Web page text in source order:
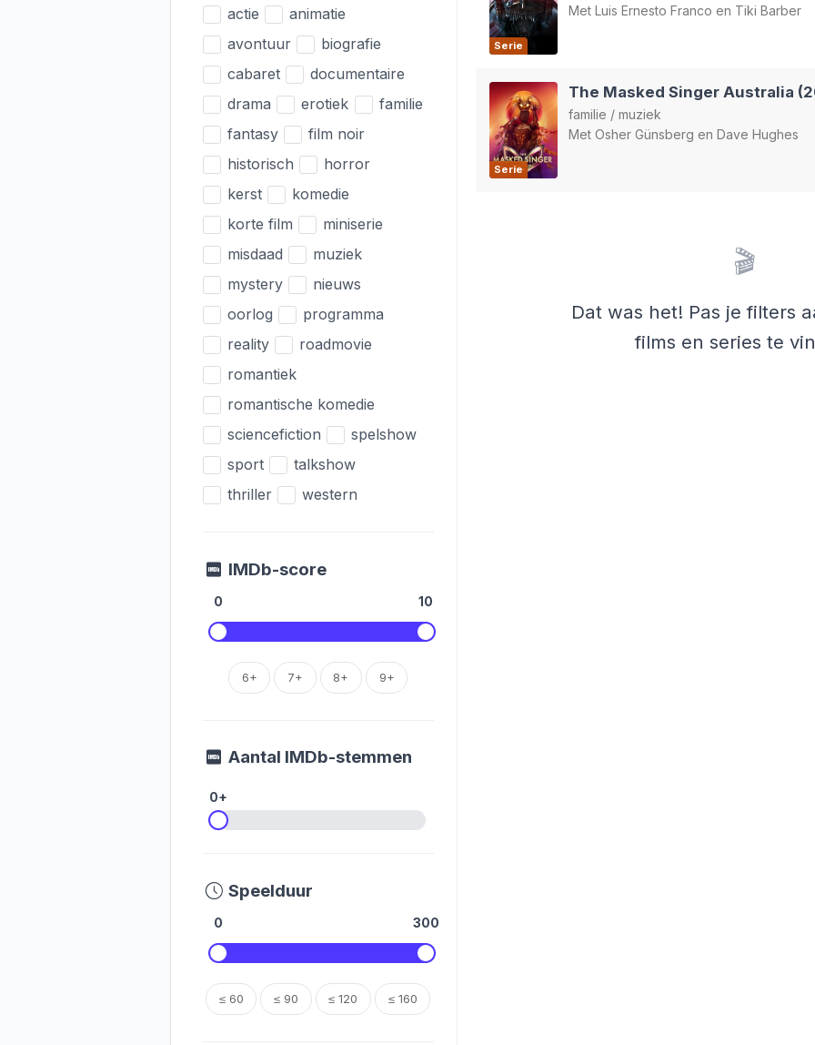
actie
animatie
avontuur
biografie
cabaret
documentaire
drama
erotiek
familie
fantasy
film noir
historisch
horror
kerst
komedie
korte film
miniserie
misdaad
muziek
mystery
nieuws
oorlog
programma
reality
roadmovie
romantiek
romantische komedie
sciencefiction
spelshow
sport
talkshow
thriller
western
IMDb-score
0 10
6+ 7+ 8+ 9+
Aantal IMDb-stemmen
0+
Speelduur
0 300
≤ 60 ≤ 90 ≤ 120 ≤ 160
Serie
Met Luis Ernesto Franco en Tiki Barber
Serie
The Masked Singer Australia
familie / muziek
Met Osher Günsberg en Dave Hughes
🎬
Dat was het! Pas je filters
films en series te